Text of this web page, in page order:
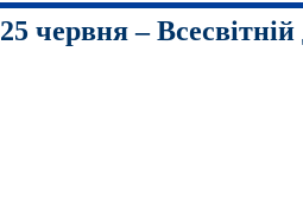
25 червня – Всесвітній